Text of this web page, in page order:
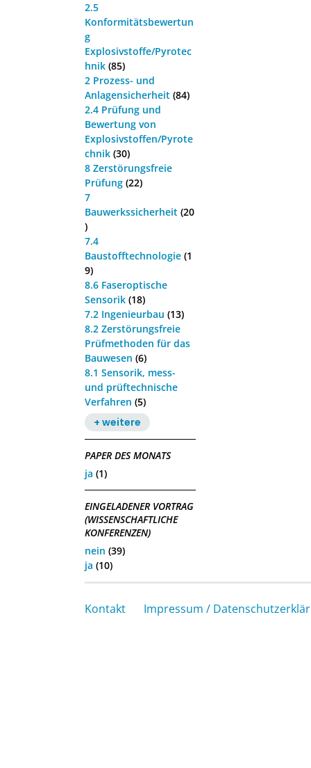
2.5
Konformitätsbewertun
g
Explosivstoffe/Pyrotec
hnik (85)
2 Prozess- und
Anlagensicherheit (84)
2.4 Prüfung und
Bewertung von
Explosivstoffen/Pyrote
chnik (30)
8 Zerstörungsfreie
Prüfung (22)
7
Bauwerkssicherheit (20
)
7.4
Baustofftechnologie (1
9)
8.6 Faseroptische
Sensorik (18)
7.2 Ingenieurbau (13)
8.2 Zerstörungsfreie
Prüfmethoden für das
Bauwesen (6)
8.1 Sensorik, mess-
und prüftechnische
Verfahren (5)
+ weitere
PAPER DES MONATS
ja (1)
EINGELADENER VORTRAG
(WISSENSCHAFTLICHE
KONFERENZEN)
nein (39)
ja (10)
Kontakt Impressum /